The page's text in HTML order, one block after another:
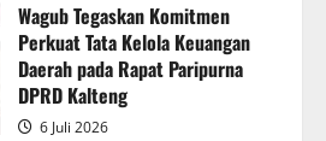
Wagub Tegaskan Komitmen
Perkuat Tata Kelola Keuangan
Daerah pada Rapat Paripurna
DPRD Kalteng
6 Juli 2026